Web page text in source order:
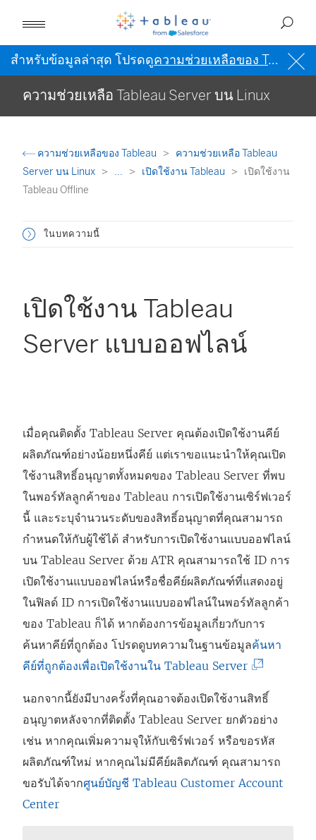
สำหรับข้อมูลล่าสุด โปรดดูความช่วยเหลือของ Tableau เป็นภาษาอังกฤษ (สหรัฐอเมริกา)
ความช่วยเหลือ Tableau Server บน Linux
ความช่วยเหลือของ Tableau
ความช่วยเหลือ Tableau
Server บน Linux
... เปิดใช้งาน Tableau
เปิดใช้งาน
Tableau Offline
ในบทความนี้
เปิดใช้งาน Tableau
Server แบบออฟไลน์
เมื่อคุณติดตั้ง Tableau Server คุณต้องเปิดใช้งานคีย์
ผลิตภัณฑ์อย่างน้อยหนึ่งคีย์ แต่เราขอแนะนำให้คุณเปิด
ใช้งานสิทธิ์อนุญาตทั้งหมดของ Tableau Server ที่พบ
ในพอร์ทัลลูกค้าของ Tableau การเปิดใช้งานเซิร์ฟเวอร์
นี้ และระบุจำนวนระดับของสิทธิ์อนุญาตที่คุณสามารถ
กำหนดให้กับผู้ใช้ได้ สำหรับการเปิดใช้งานแบบออฟไลน์
บน Tableau Server ด้วย ATR คุณสามารถใช้ ID การ
เปิดใช้งานแบบออฟไลน์หรือชื่อคีย์ผลิตภัณฑ์ที่แสดงอยู่
ในฟิลด์ ID การเปิดใช้งานแบบออฟไลน์ในพอร์ทัลลูกค้า
ของ Tableau ก็ได้ หากต้องการข้อมูลเกี่ยวกับการ
ค้นหาคีย์ที่ถูกต้อง โปรดดูบทความในฐานข้อมูลค้นหา
คีย์ที่ถูกต้องเพื่อเปิดใช้งานใน Tableau Server(
นอกจากนี้ยังมีบางครั้งที่คุณอาจต้องเปิดใช้งานสิทธิ์
อนุญาตหลังจากที่ติดตั้ง Tableau Server ยกตัวอย่าง
เช่น หากคุณเพิ่มความจุให้กับเซิร์ฟเวอร์ หรือขอรหัส
ผลิตภัณฑ์ใหม่ หากคุณไม่มีคีย์ผลิตภัณฑ์ คุณสามารถ
ขอรับได้จากศูนย์บัญชี Tableau Customer Account
Center